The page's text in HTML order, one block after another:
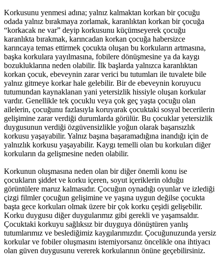
Korkusunu yenmesi adına; yalnız kalmaktan korkan bir çocuğu
odada yalnız bırakmaya zorlamak, karanlıktan korkan bir çocuğa
“korkacak ne var” deyip korkusunu küçümseyerek çocuğu
karanlıkta bırakmak, karıncadan korkan çocuğa habersizce
karıncaya temas ettirmek çocukta oluşan bu korkuların artmasına,
başka korkulara yayılmasına, fobilere dönüşmesine ya da kaygı
bozukluklarına neden olabilir. İlk başlarda yalnızca karanlıktan
korkan çocuk, ebeveynin zarar verici bu tutumları ile tuvalete bile
yalnız gitmeye korkar hale gelebilir. Bir de ebeveynin koruyucu
tutumundan kaynaklanan yani yetersizlik hissiyle oluşan korkular
vardır. Genellikle tek çocuklu veya çok geç yaşta çocuğu olan
ailelerin, çocuğunu fazlasıyla koruyarak çocuktaki sosyal becerilerin
gelişimine zarar verdiği durumlarda görülür. Bu çocuklar yetersizlik
duygusunun verdiği özgüvensizlikle yoğun olarak başarısızlık
korkusu yaşayabilir. Yalnız başına başaramadığına inandığı için de
yalnızlık korkusu yaşayabilir. Kaygı temelli olan bu korkuları diğer
korkuların da gelişmesine neden olabilir.
Korkunun oluşmasına neden olan bir diğer önemli konu ise
çocukların şiddet ve korku içeren, soyut içeriklerin olduğu
görüntülere maruz kalmasıdır. Çocuğun oynadığı oyunlar ve izlediği
çizgi filmler çocuğun gelişimine ve yaşına uygun değilse çocukta
başta gece korkuları olmak üzere bir çok korku çeşidi gelişebilir.
Korku duygusu diğer duygularımız gibi gerekli ve yaşamsaldır.
Çocuktaki korkuyu sağlıksız bir duyguya dönüştüren yanlış
tutumlarımız ve beslediğimiz kaygılarımızdır. Çocuğunuzunda yersiz
korkular ve fobiler oluşmasını istemiyorsanız öncelikle ona ihtiyacı
olan güven duygusunu vererek korkularının önüne geçebilirsiniz.